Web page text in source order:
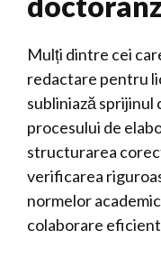
Mulți dintre cei
redactare pentru
subliniază
procesului de
structurarea
verificarea
normelor
colaborare